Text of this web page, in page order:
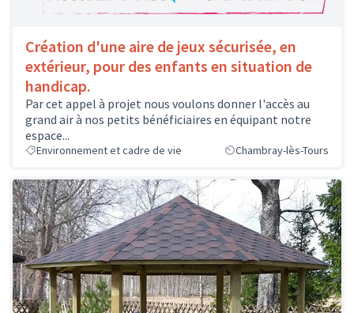
Création d'une aire de jeux sécurisée, en
extérieur, pour des enfants en situation de
handicap.
Par cet appel à projet nous voulons donner l'accès au
grand air à nos petits bénéficiaires en équipant notre
espace...
Environnement et cadre de vie Chambray-lès-Tours